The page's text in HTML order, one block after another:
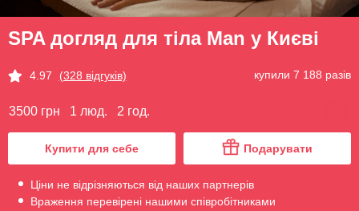
SPA догляд для тіла Man у Києві
4.97 (328 відгуків) купили 7 188 разів
3500 грн 1 люд. 2 год.
Купити для себе Подарувати
Ціни не відрізняються від наших партнерів
Враження перевірені нашими співробітниками